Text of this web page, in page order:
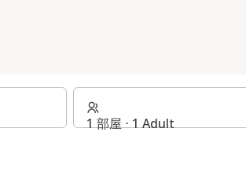
1 部屋 ⋅ 1 Adult